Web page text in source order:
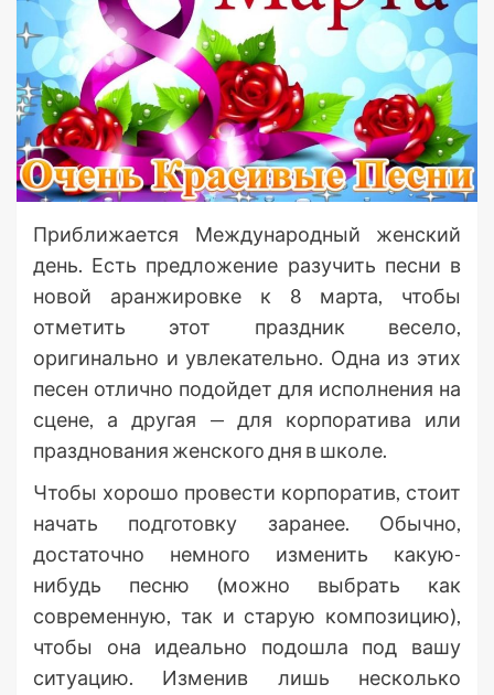
Приближается Международный женский
день. Есть предложение разучить песни в
новой аранжировке к 8 марта, чтобы
отметить этот праздник весело,
оригинально и увлекательно. Одна из этих
песен отлично подойдет для исполнения на
сцене, а другая — для корпоратива или
празднования женского дня в школе.
Чтобы хорошо провести корпоратив, стоит
начать подготовку заранее. Обычно,
достаточно немного изменить какую-
нибудь песню (можно выбрать как
современную, так и старую композицию),
чтобы она идеально подошла под вашу
ситуацию. Изменив лишь несколько